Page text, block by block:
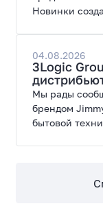
Новинки
широкие
04.08.2026
3Logic
Мы рады
брендом
бытовой